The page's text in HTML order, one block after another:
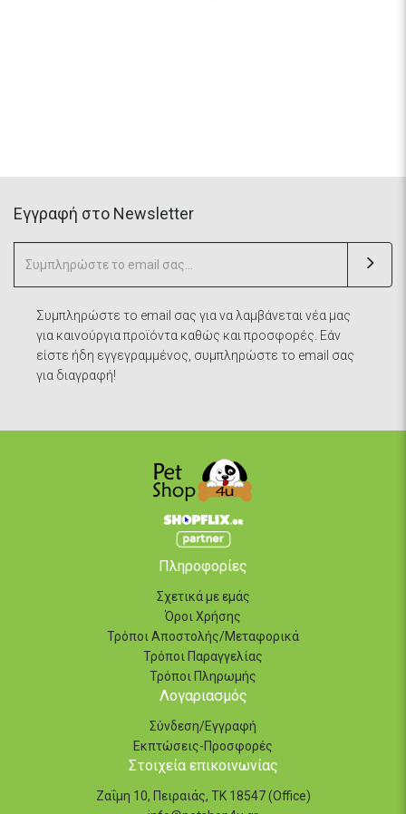
Eγγραφή στο Newsletter
Συμπληρώστε το email σας για να λαμβάνεται νέα μας
για καινούργια προϊόντα καθώς και προσφορές. Εάν
είστε ήδη εγγεγραμμένος, συμπληρώστε το email σας
για διαγραφή!
Πληροφορίες
Σχετικά με εμάς
Όροι Χρήσης
Τρόποι Αποστολής/Μεταφορικά
Τρόποι Παραγγελίας
Τρόποι Πληρωμής
Λογαριασμός
Σύνδεση/Εγγραφή
Εκπτώσεις-Προσφορές
Στοιχεία επικοινωνίας
Ζαΐμη 10, Πειραιάς, ΤΚ 18547 (Office)